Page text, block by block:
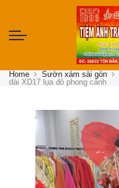
Home Sườn xám sài gòn
dài XD17 lụa đỏ phong cảnh